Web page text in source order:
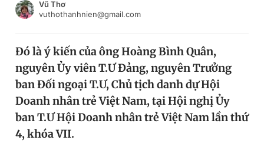
Tin thị trường Tin 360
Video Magazine
Sản phẩm khác
Tiện ích Bạn cần biết
Vũ Thơ
vuthothanhnien@gmail.com
Đó là ý kiến của ông Hoàng Bình Quân,
nguyên Ủy viên T.Ư Đảng, nguyên Trưởng
ban Đối ngoại T.Ư, Chủ tịch danh dự Hội
Doanh nhân trẻ Việt Nam, tại Hội nghị Ủy
ban T.Ư Hội Doanh nhân trẻ Việt Nam lần thứ
4, khóa VII.